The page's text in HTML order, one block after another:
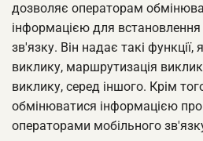
дозволяє операторам
інформацією для встановлення
зв'язку. Він надає такі
виклику, маршрутизація
виклику, серед іншого. Крім
обмінюватися інформацією
операторами мобільного